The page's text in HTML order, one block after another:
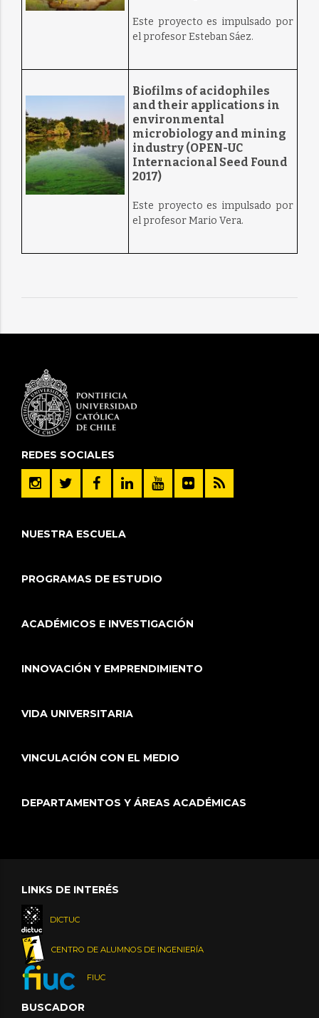
Este proyecto es impulsado por
el profesor Esteban Sáez.
Biofilms of acidophiles
and their applications in
environmental
microbiology and mining
industry (OPEN-UC
Internacional Seed Found
2017)
Este proyecto es impulsado por
el profesor Mario Vera.
REDES SOCIALES
NUESTRA ESCUELA
PROGRAMAS DE ESTUDIO
ACADÉMICOS E INVESTIGACIÓN
INNOVACIÓN Y EMPRENDIMIENTO
VIDA UNIVERSITARIA
VINCULACIÓN CON EL MEDIO
DEPARTAMENTOS Y ÁREAS ACADÉMICAS
LINKS DE INTERÉS
DICTUC
CENTRO DE ALUMNOS DE INGENIERÍA
FIUC
BUSCADOR